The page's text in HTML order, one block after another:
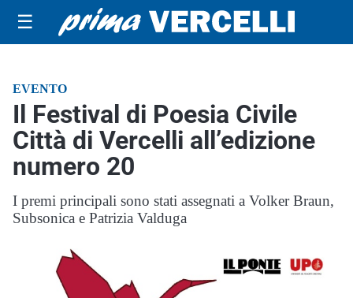
☰
EVENTO
Il Festival di Poesia Civile
Città di Vercelli all’edizione
numero 20
I premi principali sono stati assegnati a Volker Braun,
Subsonica e Patrizia Valduga